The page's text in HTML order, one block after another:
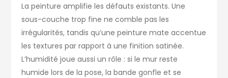
La peinture amplifie les défauts existants. Une
sous-couche trop fine ne comble pas les
irrégularités, tandis qu’une peinture mate accentue
les textures par rapport à une finition satinée.
L’humidité joue aussi un rôle : si le mur reste
humide lors de la pose, la bande gonfle et se